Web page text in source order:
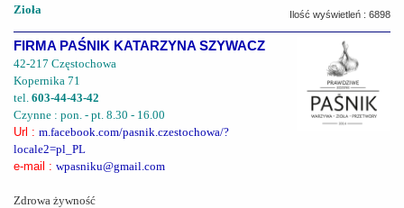
Zioła
Ilość wyświetleń : 6898
FIRMA PAŚNIK KATARZYNA SZYWACZ
42-217 Częstochowa
Kopernika 71
tel. 603-44-43-42
Czynne : pon. - pt. 8.30 - 16.00
Url : m.facebook.com/pasnik.czestochowa/?
locale2=pl_PL
e-mail : wpasniku@gmail.com
Zdrowa żywność